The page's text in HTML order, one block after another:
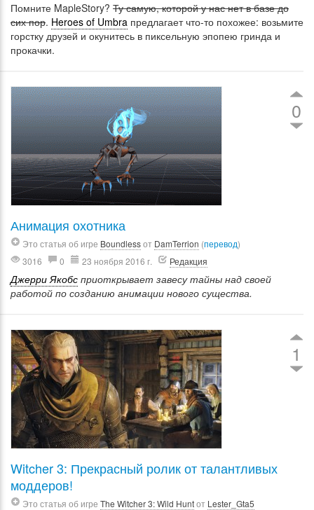
Помните MapleStory? Ту самую, которой у нас нет в базе до
сих пор. Heroes of Umbra предлагает что-то похожее: возьмите
горстку друзей и окунитесь в пиксельную эпопею гринда и
прокачки.
0
Анимация охотника
Это статья об игре Boundlessот DamTerrion (перевод)
3016
0 23 ноября 2016 г. Редакция
Джерри Якобс приоткрывает завесу тайны над своей
работой по созданию анимации нового существа.
1
Witcher 3: Прекрасный ролик от талантливых
моддеров!
Это статья об игре The Witcher 3: Wild Huntот Lester_Gta5